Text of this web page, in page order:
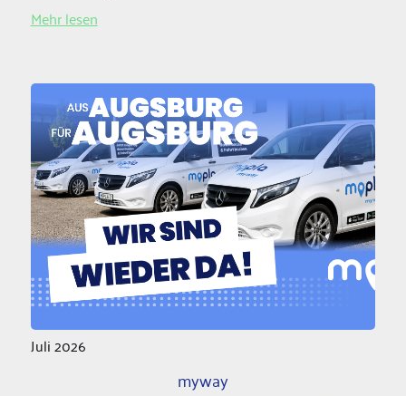
Mehr lesen
Juli 2026
myway